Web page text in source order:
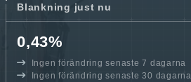
Blankning just nu
0,43%
Ingen förändring senaste 7 dagarna
Ingen förändring senaste 30 dagarna